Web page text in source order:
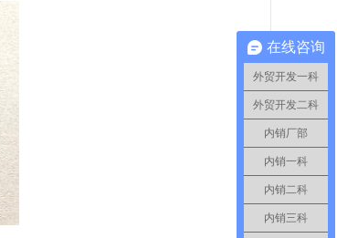
在线咨询
外贸开发一科
外贸开发二科
内销厂部
内销一科
内销二科
内销三科